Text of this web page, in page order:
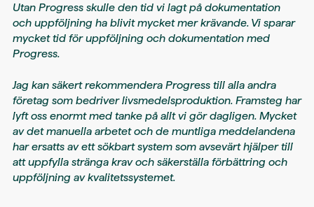
Utan Progress skulle den tid vi lagt på dokumentation
och uppföljning ha blivit mycket mer krävande. Vi sparar
mycket tid för uppföljning och dokumentation med
Progress.
Jag kan säkert rekommendera Progress till alla andra
företag som bedriver livsmedelsproduktion. Framsteg har
lyft oss enormt med tanke på allt vi gör dagligen. Mycket
av det manuella arbetet och de muntliga meddelandena
har ersatts av ett sökbart system som avsevärt hjälper till
att uppfylla stränga krav och säkerställa förbättring och
uppföljning av kvalitetssystemet.